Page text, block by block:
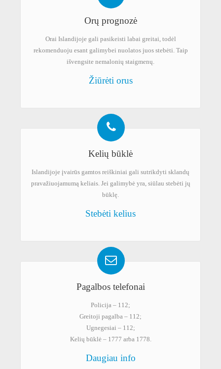
Orų prognozė
Orai Islandijoje gali pasikeisti labai greitai, todėl
rekomenduoju esant galimybei nuolatos juos stebėti. Taip
išvengsite nemalonių staigmenų.
Žiūrėti orus
Kelių būklė
Islandijoje įvairūs gamtos reiškiniai gali sutrikdyti sklandų
pravažiuojamumą keliais. Jei galimybė yra, siūlau stebėti jų
būklę.
Stebėti kelius
Pagalbos telefonai
Policija – 112;
Greitoji pagalba – 112;
Ugnegesiai – 112;
Kelių būklė – 1777 arba 1778.
Daugiau info